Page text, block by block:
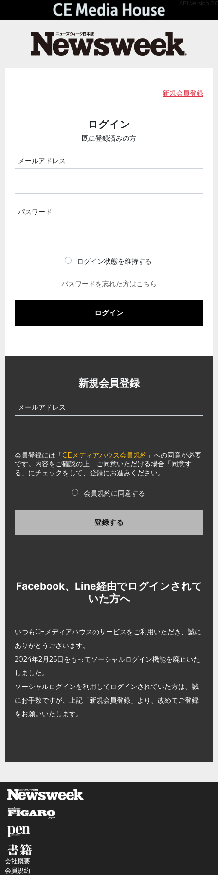
API Version 2.0
新規会員登録
ログイン
既に登録済みの方
メールアドレス
パスワード
ログイン状態を維持する
パスワードを忘れた方はこちら
ログイン
新規会員登録
メールアドレス
会員登録には「CEメディアハウス会員規約 」への同意が必要
です。内容をご確認の上、ご同意いただける場合「同意す
る」にチェックをして、登録にお進みください。
会員規約に同意する
登録する
Facebook、Line経由でログインされて
いた方へ
いつもCEメディアハウスのサービスをご利用いただき、誠に
ありがとうございます。
2024年2月26日をもってソーシャルログイン機能を廃止いた
しました。
ソーシャルログインを利用してログインされていた方は、誠
にお手数ですが、上記「新規会員登録」より、改めてご登録
をお願いいたします。
会社概要
会員規約